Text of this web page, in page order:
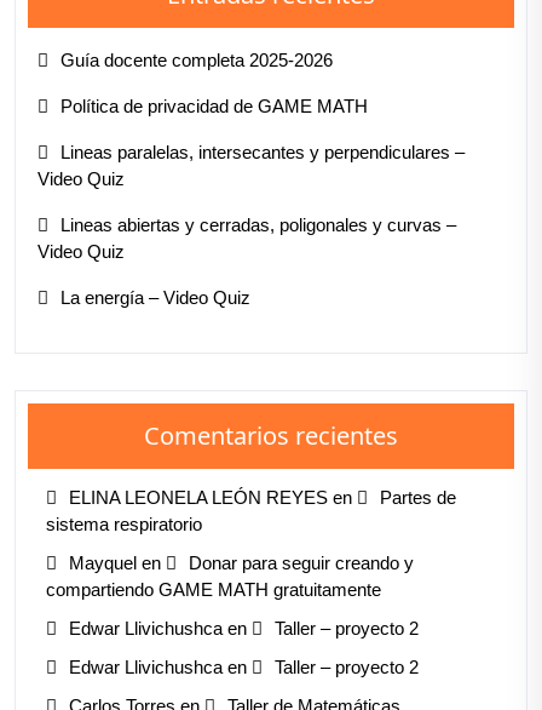
Guía docente completa 2025-2026
Política de privacidad de GAME MATH
Lineas paralelas, intersecantes y perpendiculares –
Video Quiz
Lineas abiertas y cerradas, poligonales y curvas –
Video Quiz
La energía – Video Quiz
Comentarios recientes
ELINA LEONELA LEÓN REYES en
Partes de
sistema respiratorio
Mayquel en
Donar para seguir creando y
compartiendo GAME MATH gratuitamente
Edwar Llivichushca en
Taller – proyecto 2
Edwar Llivichushca en
Taller – proyecto 2